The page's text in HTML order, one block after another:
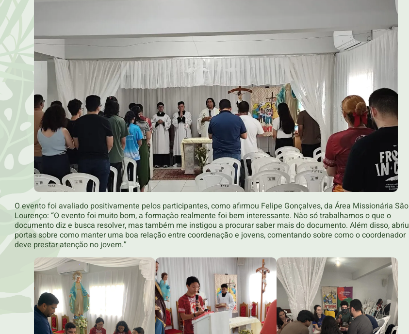
O evento foi avaliado positivamente pelos participantes, como afirmou Felipe Gonçalves, da Área Missionária São
Lourenço: “O evento foi muito bom, a formação realmente foi bem interessante. Não só trabalhamos o que o
documento diz e busca resolver, mas também me instigou a procurar saber mais do documento. Além disso, abriu
portas sobre como manter uma boa relação entre coordenação e jovens, comentando sobre como o coordenador
deve prestar atenção no jovem.”